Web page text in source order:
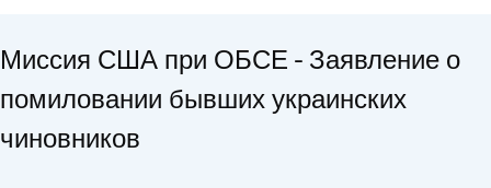
Миссия США при ОБСЕ - Заявление о
помиловании бывших украинских
чиновников